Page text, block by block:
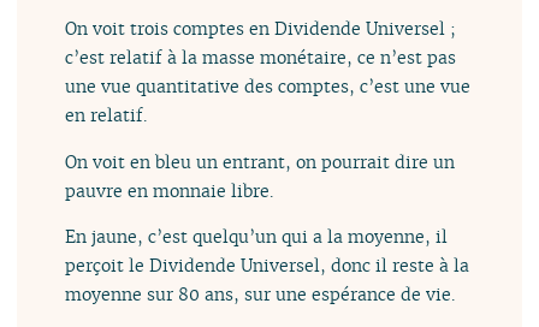
On voit trois comptes en Dividende Universel ;
c’est relatif à la masse monétaire, ce n’est pas
une vue quantitative des comptes, c’est une vue
en relatif.
On voit en bleu un entrant, on pourrait dire un
pauvre en monnaie libre.
En jaune, c’est quelqu’un qui a la moyenne, il
perçoit le Dividende Universel, donc il reste à la
moyenne sur 80 ans, sur une espérance de vie.